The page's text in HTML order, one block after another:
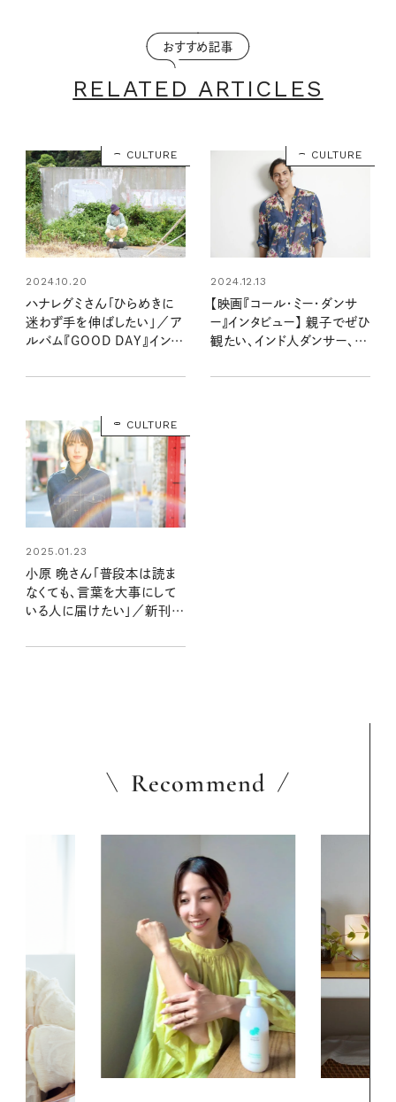
おすすめ記事
RELATED ARTICLES
CULTURE
2024.10.20
ハナレグミさん「ひらめきに
迷わず手を伸ばしたい」／ア
ルバム『GOOD DAY』インタ
CULTURE
2024.12.13
【映画『コール・ミー・ダンサ
ー』インタビュー】 親子でぜひ
観たい、インド人ダンサー、マ
夢を追いかけ続ける姿
CULTURE
2025.01.23
小原 晩さん「普段本は読ま
なくても、言葉を大事にして
いる人に届けたい」／新刊
いでください』が発売
Recommend